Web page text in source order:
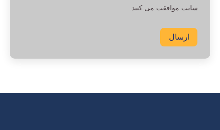
سایت موافقت می کنید.
ارسال